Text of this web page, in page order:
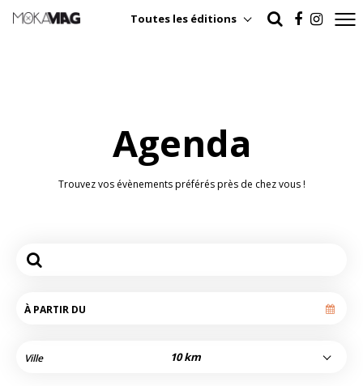
Toutes les éditions
Agenda
Trouvez vos évènements préférés près de chez vous !
10 km